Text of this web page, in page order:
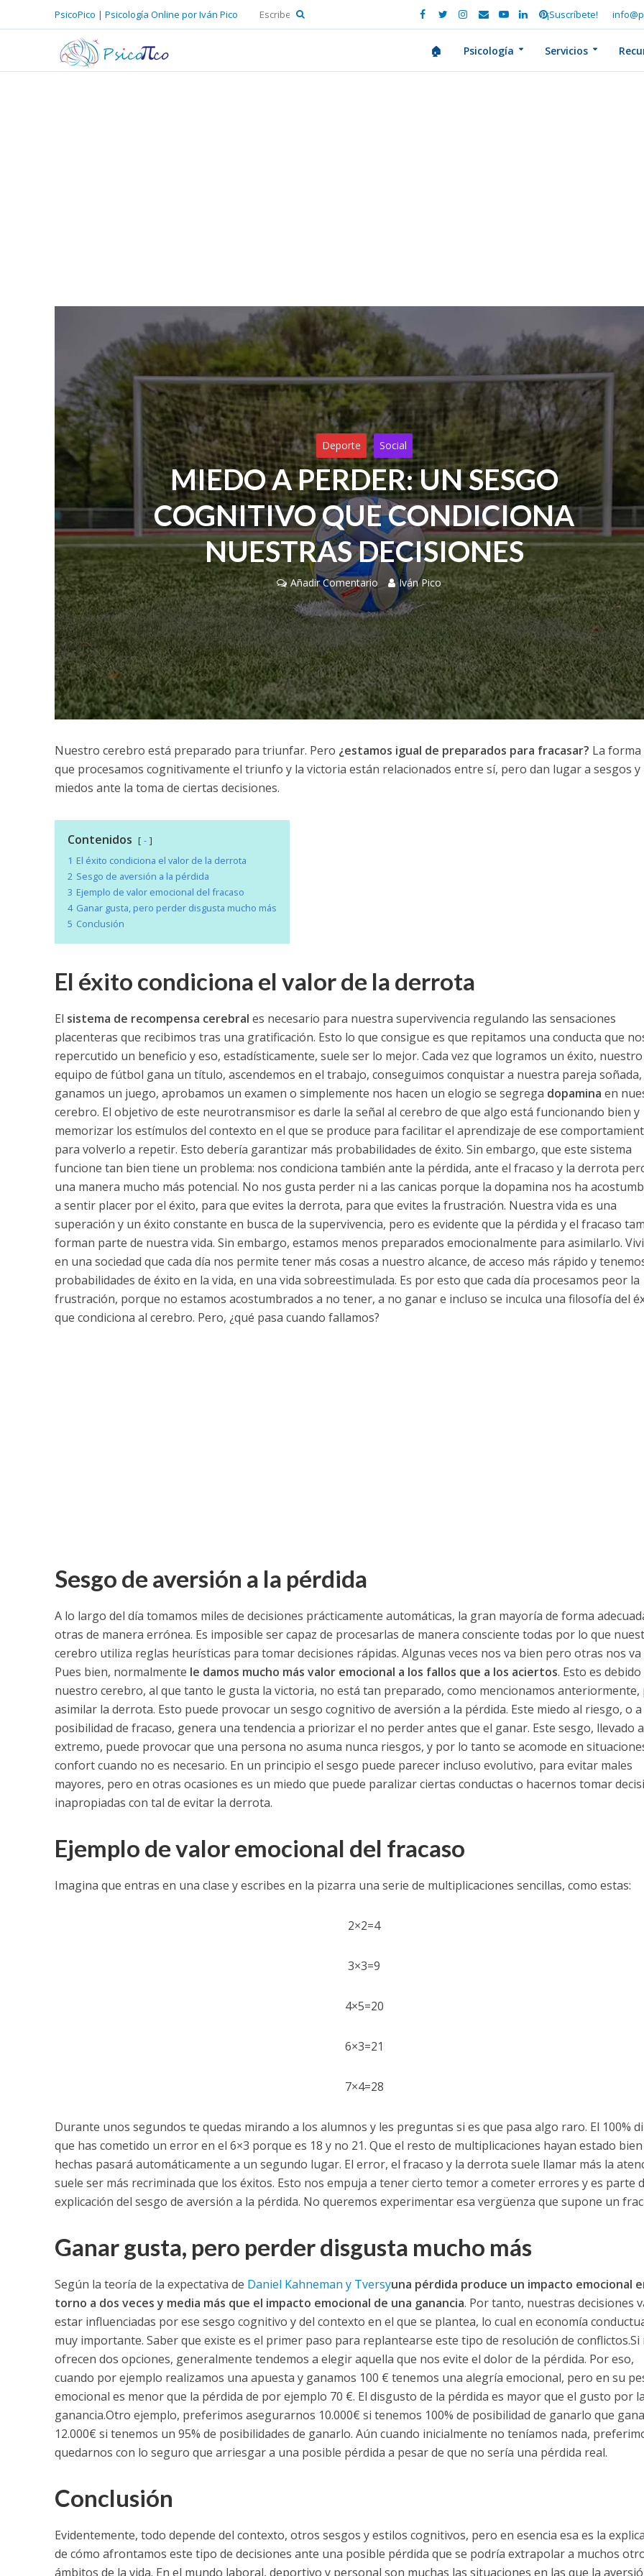
PsicoPico | Psicología Online por Iván Pico ¡Suscríbete!
🏠 Psicología Servicios
Deporte Social
MIEDO A PERDER: UN SESGO
COGNITIVO QUE CONDICIONA
NUESTRAS DECISIONES
Añadir Comentario Iván Pico
Nuestro cerebro está preparado para triunfar. Pero ¿estamos igual de preparados para fracasar? La forma
que procesamos cognitivamente el triunfo y la victoria están relacionados entre sí, pero dan lugar a sesgos y
miedos ante la toma de ciertas decisiones.
Contenidos
-
1 El éxito condiciona el valor de la derrota
2 Sesgo de aversión a la pérdida
3 Ejemplo de valor emocional del fracaso
4 Ganar gusta, pero perder disgusta mucho más
5 Conclusión
El éxito condiciona el valor de la derrota
El sistema de recompensa cerebral es necesario para nuestra supervivencia regulando las sensaciones
placenteras que recibimos tras una gratificación. Esto lo que consigue es que repitamos una conducta que
repercutido un beneficio y eso, estadísticamente, suele ser lo mejor. Cada vez que logramos un éxito, nuestro
equipo de fútbol gana un título, ascendemos en el trabajo, conseguimos conquistar a nuestra pareja soñada,
ganamos un juego, aprobamos un examen o simplemente nos hacen un elogio se segrega dopamina en
cerebro. El objetivo de este neurotransmisor es darle la señal al cerebro de que algo está funcionando bien y
memorizar los estímulos del contexto en el que se produce para facilitar el aprendizaje de ese
para volverlo a repetir. Esto debería garantizar más probabilidades de éxito. Sin embargo, que este sistema
funcione tan bien tiene un problema: nos condiciona también ante la pérdida, ante el fracaso y la derrota
una manera mucho más potencial. No nos gusta perder ni a las canicas porque la dopamina nos ha
a sentir placer por el éxito, para que evites la derrota, para que evites la frustración. Nuestra vida es una
superación y un éxito constante en busca de la supervivencia, pero es evidente que la pérdida y el fracaso
forman parte de nuestra vida. Sin embargo, estamos menos preparados emocionalmente para asimilarlo.
en una sociedad que cada día nos permite tener más cosas a nuestro alcance, de acceso más rápido y
probabilidades de éxito en la vida, en una vida sobreestimulada. Es por esto que cada día procesamos peor la
frustración, porque no estamos acostumbrados a no tener, a no ganar e incluso se inculca una filosofía del
que condiciona al cerebro. Pero, ¿qué pasa cuando fallamos?
Sesgo de aversión a la pérdida
A lo largo del día tomamos miles de decisiones prácticamente automáticas, la gran mayoría de forma
otras de manera errónea. Es imposible ser capaz de procesarlas de manera consciente todas por lo que
cerebro utiliza reglas heurísticas para tomar decisiones rápidas. Algunas veces nos va bien pero otras nos va
Pues bien, normalmente le damos mucho más valor emocional a los fallos que a los aciertos. Esto es
nuestro cerebro, al que tanto le gusta la victoria, no está tan preparado, como mencionamos anteriormente,
asimilar la derrota. Esto puede provocar un sesgo cognitivo de aversión a la pérdida. Este miedo al riesgo, o
posibilidad de fracaso, genera una tendencia a priorizar el no perder antes que el ganar. Este sesgo, llevado
extremo, puede provocar que una persona no asuma nunca riesgos, y por lo tanto se acomode en
confort cuando no es necesario. En un principio el sesgo puede parecer incluso evolutivo, para evitar males
mayores, pero en otras ocasiones es un miedo que puede paralizar ciertas conductas o hacernos tomar
inapropiadas con tal de evitar la derrota.
Ejemplo de valor emocional del fracaso
Imagina que entras en una clase y escribes en la pizarra una serie de multiplicaciones sencillas, como estas:
2×2=4
3×3=9
4×5=20
6×3=21
7×4=28
Durante unos segundos te quedas mirando a los alumnos y les preguntas si es que pasa algo raro. El 100%
que has cometido un error en el 6×3 porque es 18 y no 21. Que el resto de multiplicaciones hayan estado bien
hechas pasará automáticamente a un segundo lugar. El error, el fracaso y la derrota suele llamar más la
suele ser más recriminada que los éxitos. Esto nos empuja a tener cierto temor a cometer errores y es parte
explicación del sesgo de aversión a la pérdida. No queremos experimentar esa vergüenza que supone un
Ganar gusta, pero perder disgusta mucho más
Según la teoría de la expectativa de Daniel Kahneman y Tversyuna pérdida produce un impacto emocional
torno a dos veces y media más que el impacto emocional de una ganancia. Por tanto, nuestras decisiones
estar influenciadas por ese sesgo cognitivo y del contexto en el que se plantea, lo cual en economía
muy importante. Saber que existe es el primer paso para replantearse este tipo de resolución de conflictos.Si
ofrecen dos opciones, generalmente tendemos a elegir aquella que nos evite el dolor de la pérdida. Por eso,
cuando por ejemplo realizamos una apuesta y ganamos 100 € tenemos una alegría emocional, pero en su
emocional es menor que la pérdida de por ejemplo 70 €. El disgusto de la pérdida es mayor que el gusto por
ganancia.Otro ejemplo, preferimos asegurarnos 10.000€ si tenemos 100% de posibilidad de ganarlo que
12.000€ si tenemos un 95% de posibilidades de ganarlo. Aún cuando inicialmente no teníamos nada,
quedarnos con lo seguro que arriesgar a una posible pérdida a pesar de que no sería una pérdida real.
Conclusión
Evidentemente, todo depende del contexto, otros sesgos y estilos cognitivos, pero en esencia esa es la
de cómo afrontamos este tipo de decisiones ante una posible pérdida que se podría extrapolar a muchos
ámbitos de la vida. En el mundo laboral, deportivo y personal son muchas las situaciones en las que la